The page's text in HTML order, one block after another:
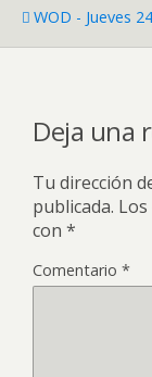
WOD - Jueves
Deja una
Tu dirección
publicada.
con *
Comentario *